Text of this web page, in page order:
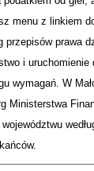
menu z linkiem
przepisów prawa
i uruchomienie
wymagań. W
Ministerstwa